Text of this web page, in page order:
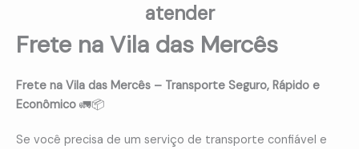
atender
Frete na Vila das Mercês
Frete na Vila das Mercês – Transporte Seguro, Rápido e
Econômico 🚛📦
Se você precisa de um serviço de transporte confiável e